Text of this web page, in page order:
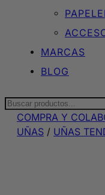
MARCAS
BLOG
Buscar:
COMPRA Y
UÑAS / UÑAS